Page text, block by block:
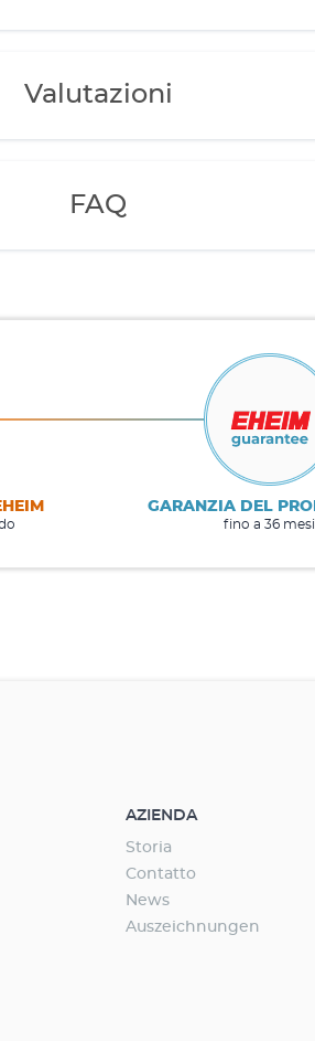
Valutazioni
FAQ
GARANZIA DEL
fino a 36 mesi
AZIENDA
Storia
Contatto
News
Auszeichnungen